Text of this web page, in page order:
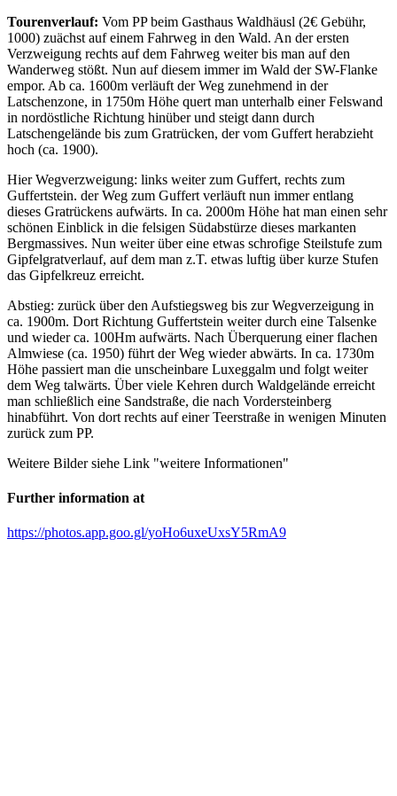
Tourenverlauf: Vom PP beim Gasthaus Waldhäusl (2€ Gebühr,
1000) zuächst auf einem Fahrweg in den Wald. An der ersten
Verzweigung rechts auf dem Fahrweg weiter bis man auf den
Wanderweg stößt. Nun auf diesem immer im Wald der SW-Flanke
empor. Ab ca. 1600m verläuft der Weg zunehmend in der
Latschenzone, in 1750m Höhe quert man unterhalb einer Felswand
in nordöstliche Richtung hinüber und steigt dann durch
Latschengelände bis zum Gratrücken, der vom Guffert herabzieht
hoch (ca. 1900).
Hier Wegverzweigung: links weiter zum Guffert, rechts zum
Guffertstein. der Weg zum Guffert verläuft nun immer entlang
dieses Gratrückens aufwärts. In ca. 2000m Höhe hat man einen sehr
schönen Einblick in die felsigen Südabstürze dieses markanten
Bergmassives. Nun weiter über eine etwas schrofige Steilstufe zum
Gipfelgratverlauf, auf dem man z.T. etwas luftig über kurze Stufen
das Gipfelkreuz erreicht.
Abstieg: zurück über den Aufstiegsweg bis zur Wegverzeigung in
ca. 1900m. Dort Richtung Guffertstein weiter durch eine Talsenke
und wieder ca. 100Hm aufwärts. Nach Überquerung einer flachen
Almwiese (ca. 1950) führt der Weg wieder abwärts. In ca. 1730m
Höhe passiert man die unscheinbare Luxeggalm und folgt weiter
dem Weg talwärts. Über viele Kehren durch Waldgelände erreicht
man schließlich eine Sandstraße, die nach Vordersteinberg
hinabführt. Von dort rechts auf einer Teerstraße in wenigen Minuten
zurück zum PP.
Weitere Bilder siehe Link "weitere Informationen"
Further information at
https://photos.app.goo.gl/yoHo6uxeUxsY5RmA9